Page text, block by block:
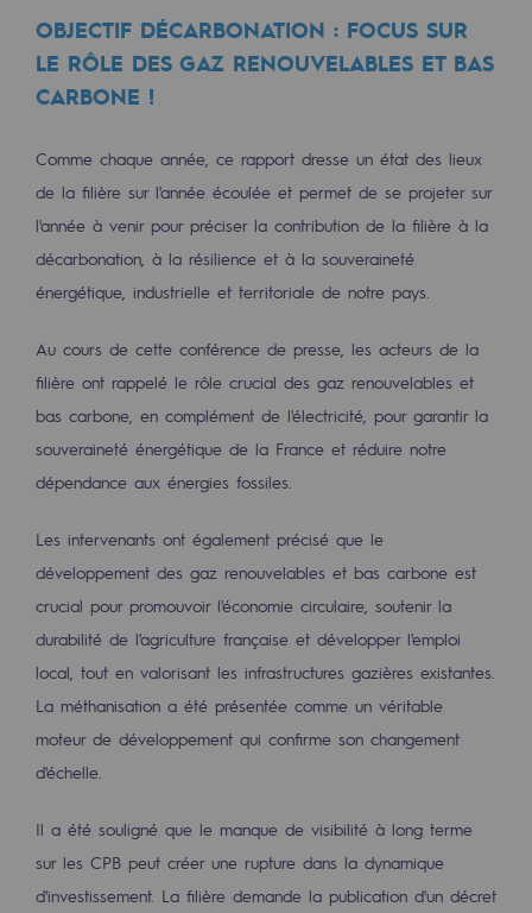
Pyrogazéification et gazéification
Méthanation
Captage de CO2
Nouveaux usages
Concertations CH4, H2 et CO2
Espace pédagogique
Espace pédagogique
2050 : un monde d’énergies
Objectif Hydrogène
CCUS Objectif Zéro CO2
Objectif Biométhane
Le Labo
Acteur engagé
Acteur engagé
Ambition RSE
Responsabilité environnementale
BE POSITIF, le programme de
OBJECTIF DÉCARBONATION : FOCUS SUR
LE RÔLE DES GAZ RENOUVELABLES ET BAS
CARBONE !
Comme chaque année, ce rapport dresse un état des lieux
de la filière sur l'année écoulée et permet de se projeter sur
l'année à venir pour préciser la contribution de la filière à la
décarbonation, à la résilience et à la souveraineté
énergétique, industrielle et territoriale de notre pays.
Au cours de cette conférence de presse, les acteurs de la
filière ont rappelé le rôle crucial des gaz renouvelables et
bas carbone, en complément de l'électricité, pour garantir la
souveraineté énergétique de la France et réduire notre
dépendance aux énergies fossiles.
Les intervenants ont également précisé que le
développement des gaz renouvelables et bas carbone est
crucial pour promouvoir l'économie circulaire, soutenir la
durabilité de l'agriculture française et développer l'emploi
local, tout en valorisant les infrastructures gazières existantes.
La méthanisation a été présentée comme un véritable
moteur de développement qui confirme son changement
d'échelle.
Il a été souligné que le manque de visibilité à long terme
sur les CPB peut créer une rupture dans la dynamique
d'investissement. La filière demande la publication d'un décret